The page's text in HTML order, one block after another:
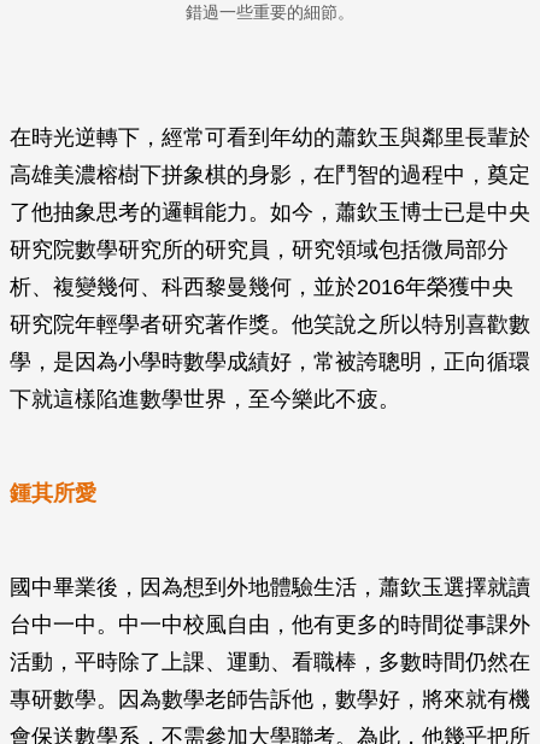
錯過一些重要的細節。
在時光逆轉下，經常可看到年幼的蕭欽玉與鄰里長輩於
高雄美濃榕樹下拼象棋的身影，在鬥智的過程中，奠定
了他抽象思考的邏輯能力。如今，蕭欽玉博士已是中央
研究院數學研究所的研究員，研究領域包括微局部分
析、複變幾何、科西黎曼幾何，並於2016年榮獲中央
研究院年輕學者研究著作獎。他笑說之所以特別喜歡數
學，是因為小學時數學成績好，常被誇聰明，正向循環
下就這樣陷進數學世界，至今樂此不疲。
鍾其所愛
國中畢業後，因為想到外地體驗生活，蕭欽玉選擇就讀
台中一中。中一中校風自由，他有更多的時間從事課外
活動，平時除了上課、運動、看職棒，多數時間仍然在
專研數學。因為數學老師告訴他，數學好，將來就有機
會保送數學系，不需參加大學聯考。為此，他幾乎把所